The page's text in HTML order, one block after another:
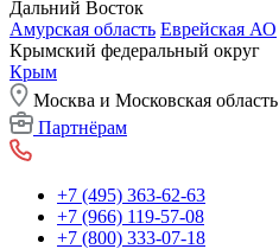
Дальний Восток
Амурская область Еврейская АО
Крымский федеральный округ
Крым
Москва и Московская область
Партнёрам
+7 (495) 363-62-63
+7 (966) 119-57-08
+7 (800) 333-07-18